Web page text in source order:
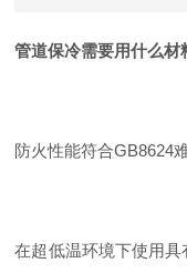
管道保冷需要用什么材
防火性能符合GB8624
在超低温环境下使用